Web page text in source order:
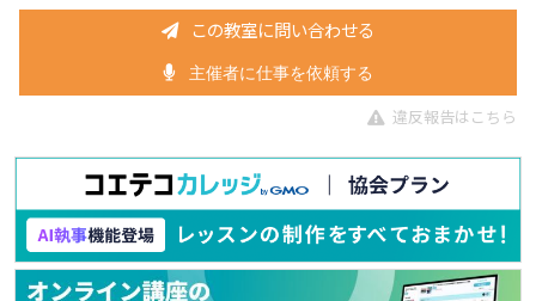
この教室に問い合わせる
主催者に仕事を依頼する
違反報告はこちら